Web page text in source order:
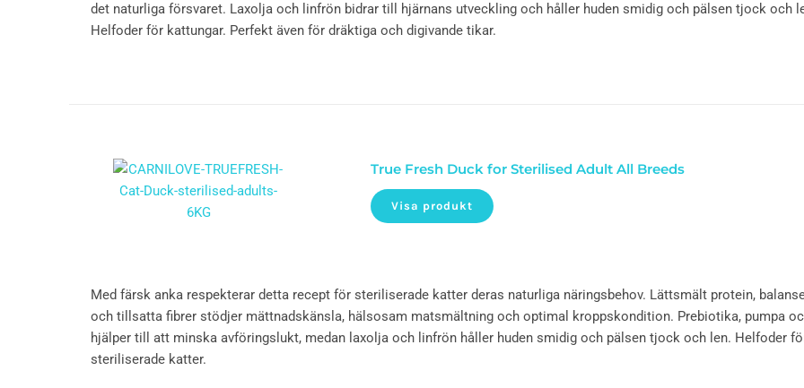
det naturliga försvaret. Laxolja och linfrön bidrar till hjärnans utveckling och håller huden smidig och pälsen tjock och
Helfoder för kattungar. Perfekt även för dräktiga och digivande tikar.
True Fresh Duck for Sterilised Adult All Breeds
Visa produkt
Med färsk anka respekterar detta recept för steriliserade katter deras naturliga näringsbehov. Lättsmält protein,
och tillsatta fibrer stödjer mättnadskänsla, hälsosam matsmältning och optimal kroppskondition. Prebiotika, pumpa
hjälper till att minska avföringslukt, medan laxolja och linfrön håller huden smidig och pälsen tjock och len. Helfoder
steriliserade katter.